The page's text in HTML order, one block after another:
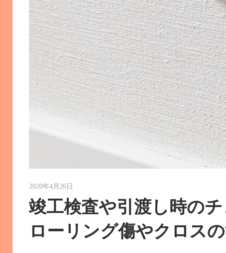
2020年4月26日
竣工検査や引渡し時の
ローリング傷やクロス